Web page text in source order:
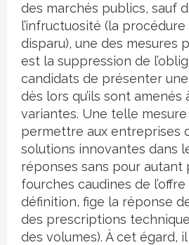
des marchés publics, sauf
l’infructuosité (la
disparu), une des mesures
est la suppression de
candidats de présenter
dès lors qu’ils sont
variantes. Une telle
permettre aux entreprises
solutions innovantes dans
réponses sans pour autant
fourches caudines de
définition, fige la réponse
des prescriptions
des volumes). À cet égard,